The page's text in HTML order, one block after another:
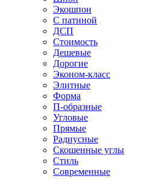
Экошпон
С патиной
ДСП
Стоимость
Дешевые
Дорогие
Эконом-класс
Элитные
Форма
П-образные
Угловые
Прямые
Радиусные
Скошенные углы
Стиль
Современные